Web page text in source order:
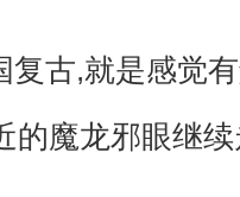
复古,就是感觉
的魔龙邪眼继